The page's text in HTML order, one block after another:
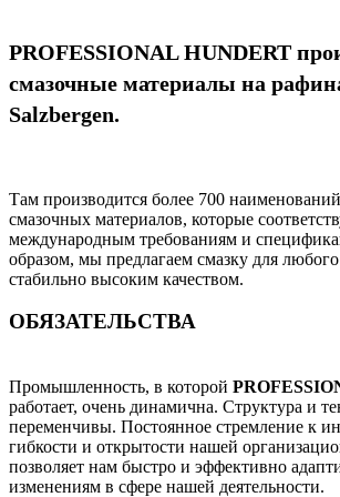
PROFESSIONAL HUNDERT
смазочные материалы на
Salzbergen.
Там производится более 700
смазочных материалов, которые
международным требованиям и
образом, мы предлагаем смазку для
стабильно высоким качеством.
ОБЯЗАТЕЛЬСТВА
Промышленность, в которой
работает, очень динамична. Структура и
переменчивы. Постоянное стремление к
гибкости и открытости нашей
позволяет нам быстро и эффективно
изменениям в сфере нашей деятельности.